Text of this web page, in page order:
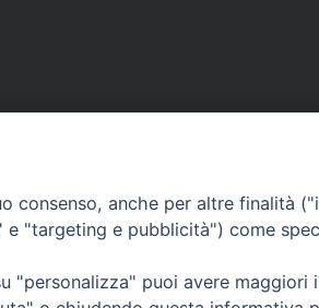
consenso, anche per altre finalità
"targeting e pubblicità") come
"personalizza" puoi avere maggiori